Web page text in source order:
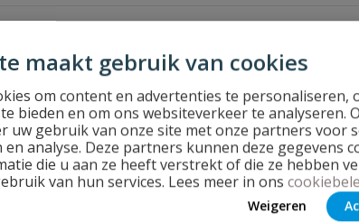
maakt gebruik van cookies
om content en advertenties te personaliseren,
bieden en om ons websiteverkeer te analyseren.
uw gebruik van onze site met onze partners voor
en analyse. Deze partners kunnen deze gegevens
die u aan ze heeft verstrekt of die ze hebben
van hun services. Lees meer in ons
Weigeren